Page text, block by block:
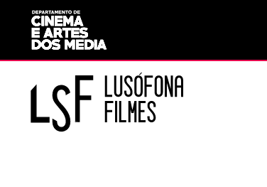
Saltar para o conteúdo principal